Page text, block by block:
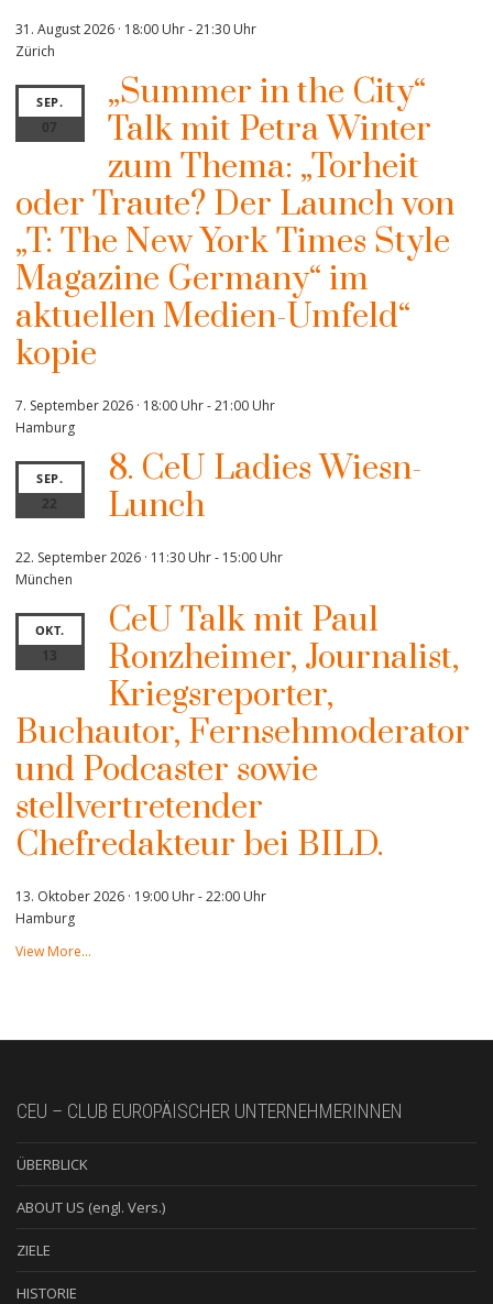
31. August 2026 · 18:00 Uhr-21:30 Uhr
Zürich
SEP.
07
„Summer in the City“
Talk mit Petra Winter
zum Thema: „Torheit
oder Traute? Der Launch von
„T: The New York Times Style
Magazine Germany“ im
aktuellen Medien-Umfeld“
kopie
7. September 2026 · 18:00 Uhr-21:00 Uhr
Hamburg
SEP.
22
8. CeU Ladies Wiesn-
Lunch
22. September 2026 · 11:30 Uhr- 15:00 Uhr
München
OKT.
13
CeU Talk mit Paul
Ronzheimer, Journalist,
Kriegsreporter,
Buchautor, Fernsehmoderator
und Podcaster sowie
stellvertretender
Chefredakteur bei BILD.
13. Oktober 2026 · 19:00 Uhr-22:00 Uhr
Hamburg
View More…
CEU – CLUB EUROPÄISCHER UNTERNEHMERINNEN
ÜBERBLICK
ABOUT US (engl. Vers.)
ZIELE
HISTORIE